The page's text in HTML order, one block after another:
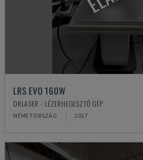
LRS EVO 160W
ORLASER - LÉZERHEGESZTŐ GÉP
NÉMETORSZÁG 2017